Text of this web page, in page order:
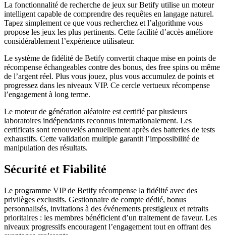
La fonctionnalité de recherche de jeux sur Betify utilise un moteur
intelligent capable de comprendre des requêtes en langage naturel.
Tapez simplement ce que vous recherchez et l’algorithme vous
propose les jeux les plus pertinents. Cette facilité d’accès améliore
considérablement l’expérience utilisateur.
Le système de fidélité de Betify convertit chaque mise en points de
récompense échangeables contre des bonus, des free spins ou même
de l’argent réel. Plus vous jouez, plus vous accumulez de points et
progressez dans les niveaux VIP. Ce cercle vertueux récompense
l’engagement à long terme.
Le moteur de génération aléatoire est certifié par plusieurs
laboratoires indépendants reconnus internationalement. Les
certificats sont renouvelés annuellement après des batteries de tests
exhaustifs. Cette validation multiple garantit l’impossibilité de
manipulation des résultats.
Sécurité et Fiabilité
Le programme VIP de Betify récompense la fidélité avec des
privilèges exclusifs. Gestionnaire de compte dédié, bonus
personnalisés, invitations à des événements prestigieux et retraits
prioritaires : les membres bénéficient d’un traitement de faveur. Les
niveaux progressifs encouragent l’engagement tout en offrant des